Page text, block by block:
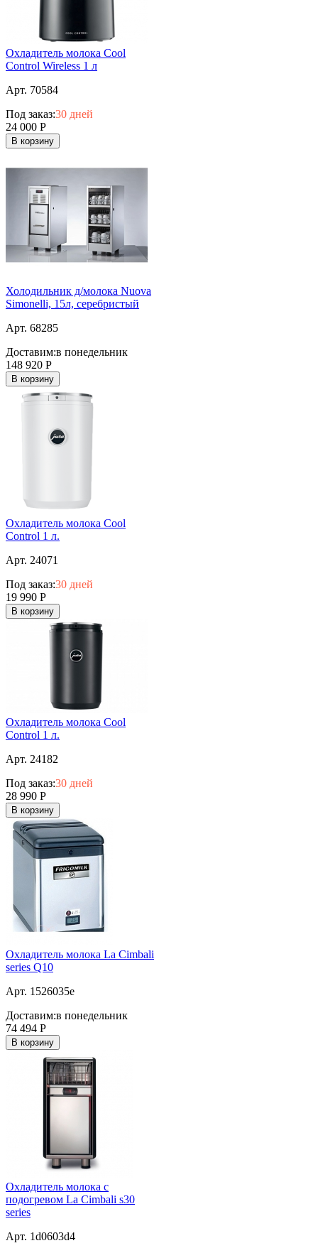
Охладитель молока Cool
Control Wireless 1 л
Арт. 70584
Под заказ:30 дней
24 000 Р
В корзину
Холодильник д/молока Nuova
Simonelli, 15л, серебристый
Арт. 68285
Доставим:в понедельник
148 920 Р
В корзину
Охладитель молока Cool
Control 1 л.
Арт. 24071
Под заказ:30 дней
19 990 Р
В корзину
Охладитель молока Cool
Control 1 л.
Арт. 24182
Под заказ:30 дней
28 990 Р
В корзину
Охладитель молока La Cimbali
series Q10
Арт. 1526035e
Доставим:в понедельник
74 494 Р
В корзину
Охладитель молока с
подогревом La Cimbali s30
series
Арт. 1d0603d4